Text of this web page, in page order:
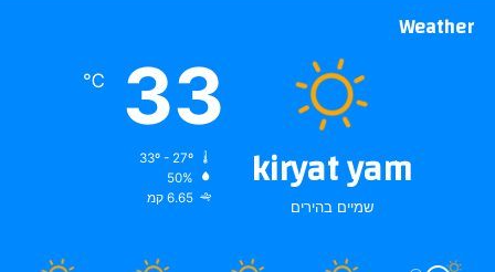
Weather
kiryat yam
שמיים בהירים
33
℃
50%
6.65 קמ